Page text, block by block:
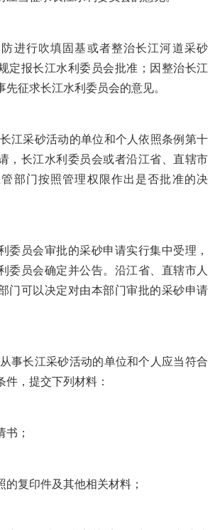
行吹填固基或者整治长江河道采砂
定报长江水利委员会批准；因整治长江
征求长江水利委员会的意见。
采砂活动的单位和个人依照条例第十
，长江水利委员会或者沿江省、直辖市
部门按照管理权限作出是否批准的决
员会审批的采砂申请实行集中受理，
委员会确定并公告。沿江省、直辖市人
门可以决定对由本部门审批的采砂申请
长江采砂活动的单位和个人应当符合
，提交下列材料：
；
复印件及其他相关材料；